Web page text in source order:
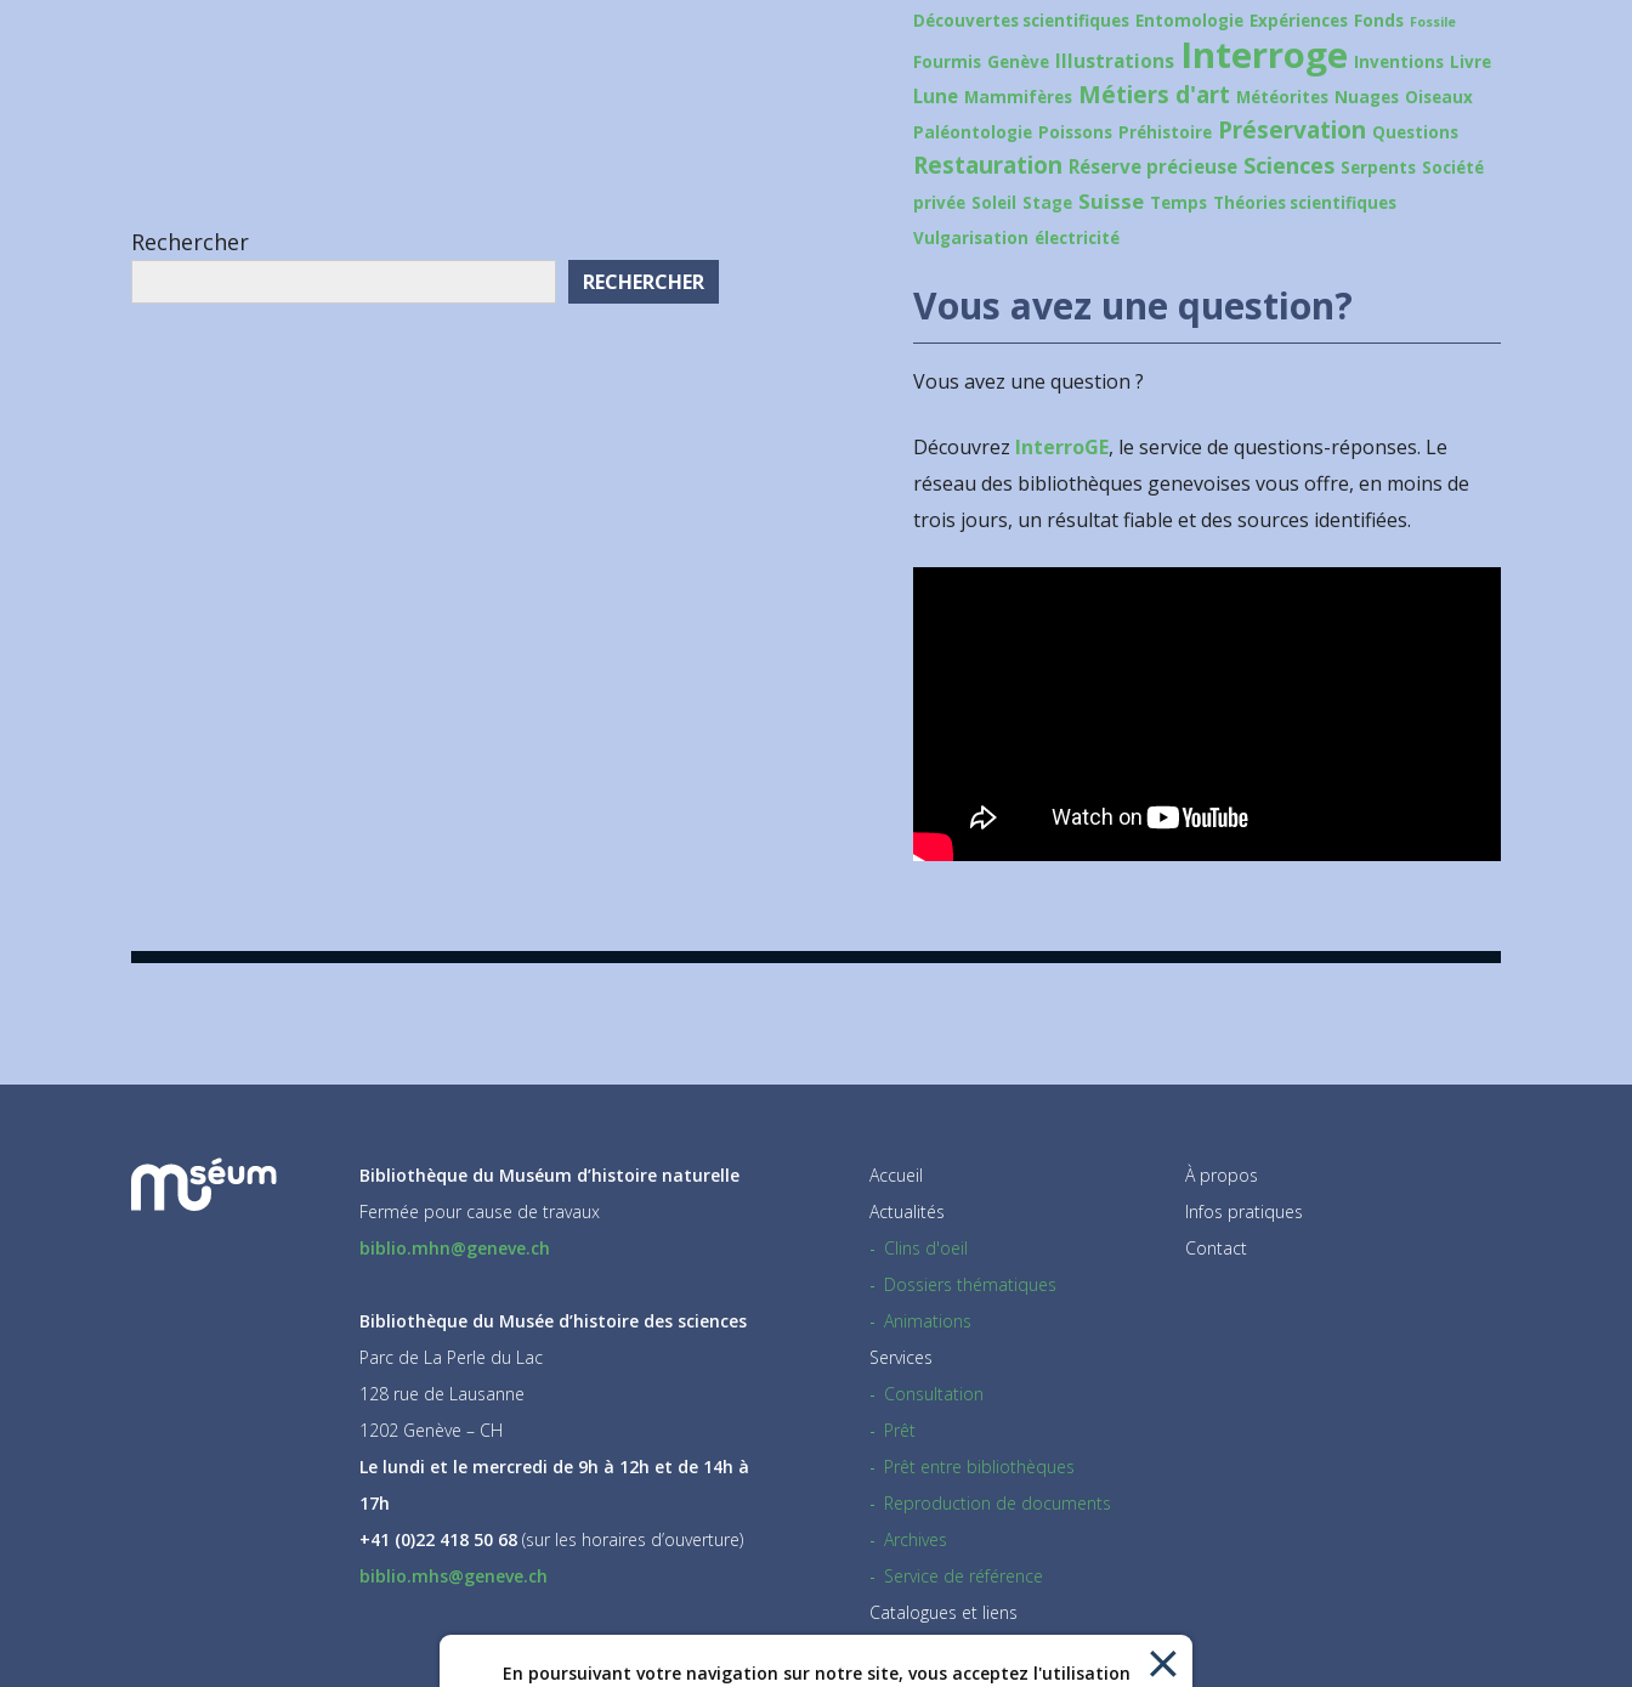
Rechercher
RECHERCHER
Découvertes scientifiques Entomologie Expériences Fonds Fossile
Fourmis Genève Illustrations Interroge Inventions Livre
Lune Mammifères Métiers d'art Météorites Nuages Oiseaux
Paléontologie Poissons Préhistoire Préservation Questions
Restauration Réserve précieuse Sciences Serpents Société
privée Soleil Stage Suisse Temps Théories scientifiques
Vulgarisation électricité
Vous avez une question?
Vous avez une question ?
Découvrez InterroGE, le service de questions-réponses. Le
réseau des bibliothèques genevoises vous offre, en moins de
trois jours, un résultat fiable et des sources identifiées.
Bibliothèque du Muséum d’histoire naturelle
Fermée pour cause de travaux
biblio.mhn@geneve.ch
Bibliothèque du Musée d’histoire des sciences
Parc de La Perle du Lac
128 rue de Lausanne
1202 Genève – CH
Le lundi et le mercredi de 9h à 12h et de 14h à
17h
+41 (0)22 418 50 68 (sur les horaires d’ouverture)
biblio.mhs@geneve.ch
Accueil
Actualités
Clins d'oeil
Dossiers thématiques
Animations
Services
Consultation
Prêt
Prêt entre bibliothèques
Reproduction de documents
Archives
Service de référence
Catalogues et liens
À propos
Infos pratiques
Contact
En poursuivant votre navigation sur notre site, vous acceptez l'utilisation